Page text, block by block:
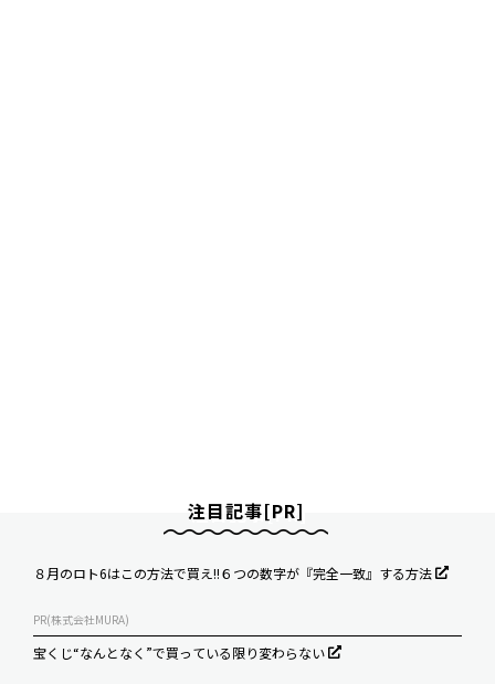
注目記事[PR]
８月のロト6はこの方法で買え!!６つの数字が『完全一致』する方法
PR(株式会社MURA)
宝くじ“なんとなく”で買っている限り変わらない